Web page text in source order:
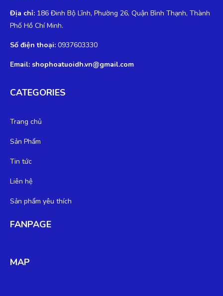
Địa chỉ: 186 Đinh Bộ Lĩnh, Phường 26, Quận Bình Thạnh, Thành
Phố Hồ Chí Minh.
Số điện thoại: 0937603330
Email: shophoatuoidh.vn@gmail.com
CATEGORIES
Trang chủ
Sản Phẩm
Tin tức
Liên hệ
Sản phẩm yêu thích
FANPAGE
MAP